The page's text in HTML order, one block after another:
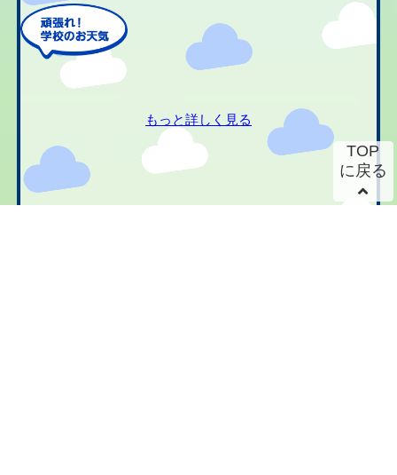
もっと詳しく見る
TOP
に戻る